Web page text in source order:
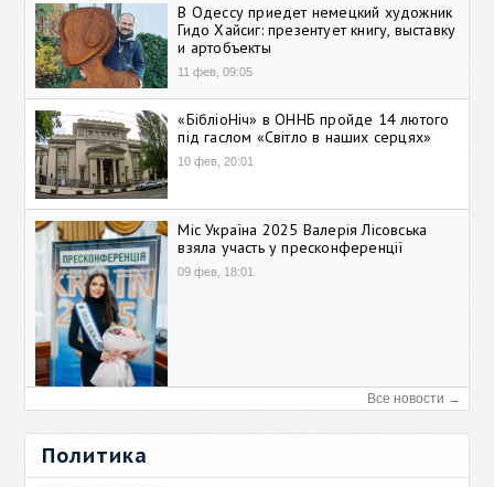
В Одессу приедет немецкий художник
Гидо Хайсиг: презентует книгу, выставку
и артобъекты
11 фев, 09:05
«БібліоНіч» в ОННБ пройде 14 лютого
під гаслом «Світло в наших серцях»
10 фев, 20:01
Міс Україна 2025 Валерія Лісовська
взяла участь у пресконференції
09 фев, 18:01
Все новости →
Политика